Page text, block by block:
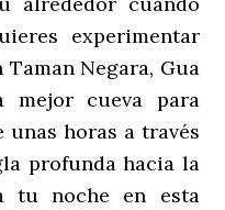
experimentar
Negara, Gua
mejor cueva para
unas horas a través
profunda hacia la
tu noche en esta